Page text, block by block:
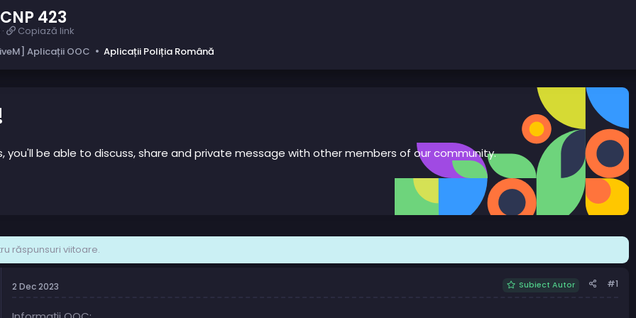
423
C
o
p
k
Copiază link
Aplicații OOC Aplicații Poliția Română
you'll be able to discuss, share and private message with other members of our community.
răspunsuri viitoare.
2 Dec 2023 Subiect Autor #1